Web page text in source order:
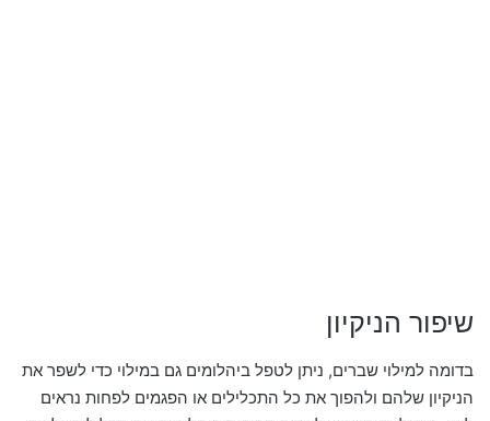
שיפור הניקיון
בדומה למילוי שברים, ניתן לטפל ביהלומים גם במילוי כדי לשפר את
הניקיון שלהם ולהפוך את כל התכלילים או הפגמים לפחות נראים